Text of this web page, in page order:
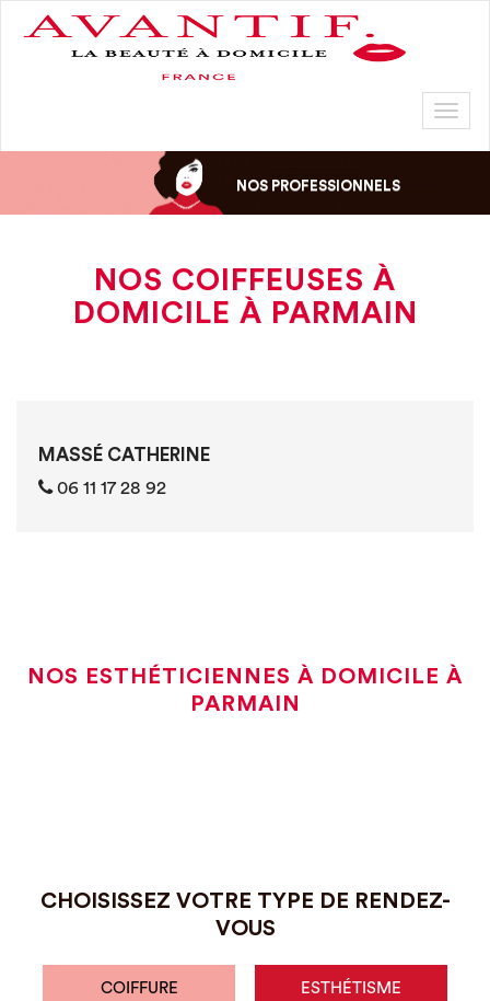
NOS PROFESSIONNELS
NOS COIFFEUSES À
DOMICILE À PARMAIN
MASSÉ CATHERINE
06 11 17 28 92
NOS ESTHÉTICIENNES À DOMICILE À
PARMAIN
CHOISISSEZ VOTRE TYPE DE RENDEZ-
VOUS
COIFFURE ESTHÉTISME